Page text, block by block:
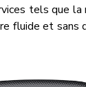
tels que la
fluide et sans